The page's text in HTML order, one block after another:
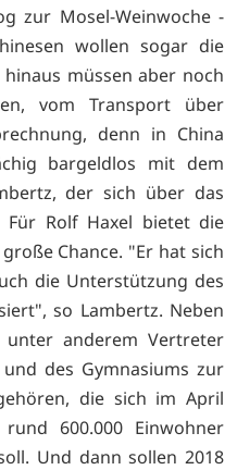
zur Mosel-Weinwoche -
wollen sogar die
müssen aber noch
vom Transport über
denn in China
bargeldlos mit dem
der sich über das
Rolf Haxel bietet die
Chance. "Er hat sich
die Unterstützung des
so Lambertz. Neben
unter anderem Vertreter
des Gymnasiums zur
die sich im April
600.000 Einwohner
Und dann sollen 2018